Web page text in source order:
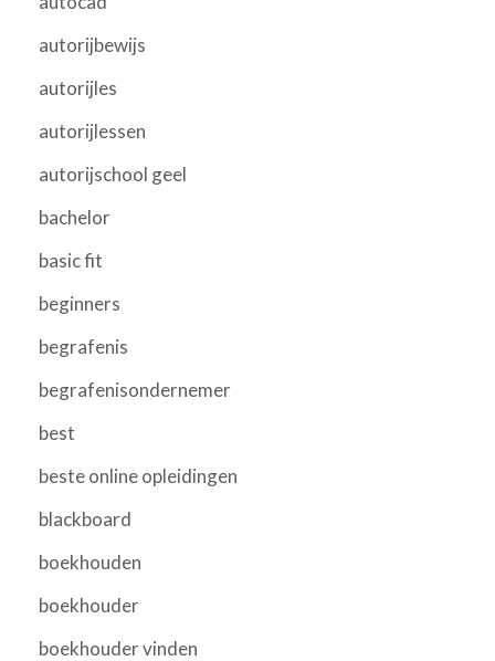
autorijbewijs
autorijles
autorijlessen
autorijschool geel
bachelor
basic fit
beginners
begrafenis
begrafenisondernemer
best
beste online opleidingen
blackboard
boekhouden
boekhouder
boekhouder vinden